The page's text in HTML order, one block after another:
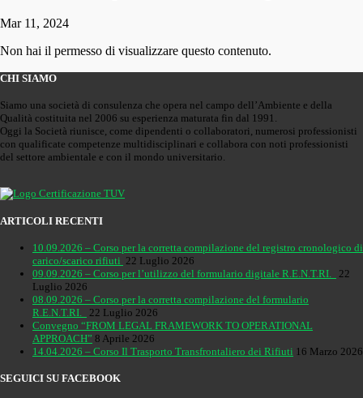
Mar 11, 2024
Non hai il permesso di visualizzare questo contenuto.
CHI SIAMO
Siamo una società di consulenza che opera nel campo dell’Ambiente e della
Qualità costituita nel 2006 su esperienza maturata fin dal 1991.
Oggi la Società riunisce, come dipendenti o collaboratori, numerosi professionisti
con qualificate competenze multidisciplinari e collabora con noti professionisti
del settore ambientale e con il mondo universitario.
ARTICOLI RECENTI
10.09.2026 – Corso per la corretta compilazione del registro cronologico di
carico/scarico rifiuti 22 Luglio 2026
09.09.2026 – Corso per l’utilizzo del formulario digitale R.E.N.T.RI.
22
Luglio 2026
08.09.2026 – Corso per la corretta compilazione del formulario
R.E.N.T.RI.
22 Luglio 2026
Convegno “FROM LEGAL FRAMEWORK TO OPERATIONAL
APPROACH” 8 Aprile 2026
14.04.2026 – Corso Il Trasporto Transfrontaliero dei Rifiuti 16 Marzo 2026
SEGUICI SU FACEBOOK